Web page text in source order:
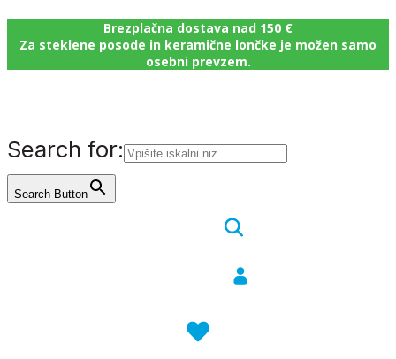
Brezplačna dostava nad 150 €
Za steklene posode in keramične lončke je možen samo
osebni prevzem.
Search for:
Search Button